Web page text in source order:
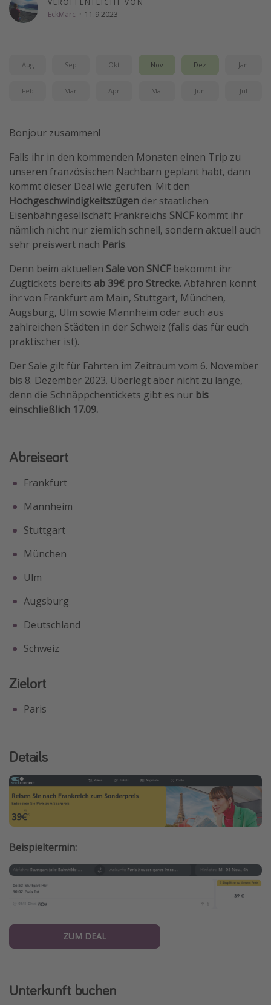
Hotels in Hamburg
Weitere Themen
Familienurlaub in der Türkei
Bahnreisen in der Schweiz
Reisepassfreie Reiseziele
Travel Know How
Silvesterreisen
Last Minute Urlaub Mallorca
Last Minute Urlaub Deutschland
VERÖFFENTLICHT VON
EckMarc · 11.9.2023
Aug Sep Okt Nov Dez Jan
Feb Mär Apr Mai Jun Jul
Bonjour zusammen!
Falls ihr in den kommenden Monaten einen Trip zu
unseren französischen Nachbarn geplant habt, dann
kommt dieser Deal wie gerufen. Mit den
Hochgeschwindigkeitszügen der staatlichen
Eisenbahngesellschaft Frankreichs SNCFkommt ihr
nämlich nicht nur ziemlich schnell, sondern aktuell auch
sehr preiswert nach Paris.
Denn beim aktuellen Sale von SNCFbekommt ihr
Zugtickets bereits ab 39€ pro Strecke.Abfahren könnt
ihr von Frankfurt am Main, Stuttgart, München,
Augsburg, Ulm sowie Mannheim oder auch aus
zahlreichen Städten in der Schweiz (falls das für euch
praktischer ist).
Der Sale gilt für Fahrten im Zeitraum vom 6. November
bis 8. Dezember 2023. Überlegt aber nicht zu lange,
denn die Schnäppchentickets gibt es nur bis
einschließlich 17.09.
Abreiseort
Frankfurt
Mannheim
Stuttgart
München
Ulm
Augsburg
Deutschland
Schweiz
Zielort
Paris
Details
Beispieltermin:
ZUM DEAL
Unterkunft buchen